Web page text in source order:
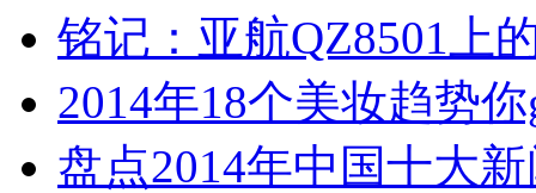
铭记：亚航QZ8501上
2014年18个美妆趋势
盘点2014年中国十大